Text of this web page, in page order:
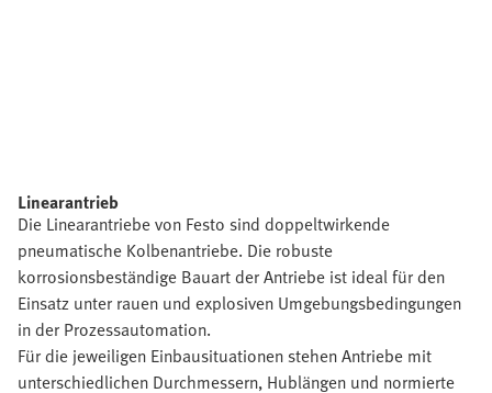
Linearantrieb
Die Linearantriebe von Festo sind doppeltwirkende
pneumatische Kolbenantriebe. Die robuste
korrosionsbeständige Bauart der Antriebe ist ideal für den
Einsatz unter rauen und explosiven Umgebungsbedingungen
in der Prozessautomation.
Für die jeweiligen Einbausituationen stehen Antriebe mit
unterschiedlichen Durchmessern, Hublängen und normierte